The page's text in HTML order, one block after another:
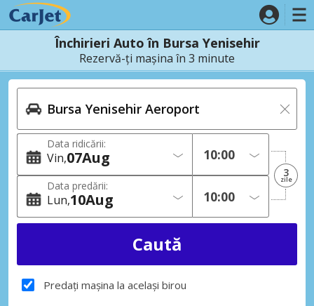
Închirieri Auto în Bursa Yenisehir
Rezervă-ți mașina în 3 minute
Data ridicării:
Vin 07Aug
Data predării:
Lun 10Aug
3
zile
Predați mașina la același birou